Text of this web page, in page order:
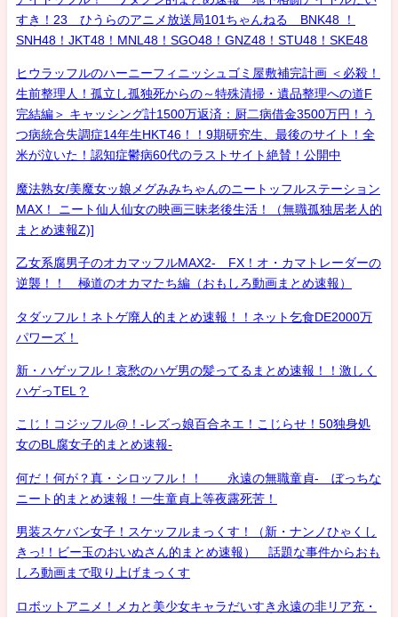
すき！23 ひうらのアニメ放送局101ちゃんねる BNK48 ！
SNH48！JKT48！MNL48！SGO48！GNZ48！STU48！SKE48
ヒウラッフルのハーニーフィニッシュゴミ屋敷補完計画 ＜必殺！
生前整理人！孤立し孤独死からの～特殊清掃・遺品整理への道F
完結編＞ キャッシング計1500万返済：厨二病借金3500万円！う
つ病統合失調症14年生HKT46！！9期研究生、最後のサイト！全
米が泣いた！認知症鬱病60代のラストサイト絶賛！公開中
魔法熟女/美魔女ッ娘メグみみちゃんのニートッフルステーション
MAX！ ニート仙人仙女の映画三昧老後生活！（無職孤独居老人的
まとめ速報Z)]
乙女系腐男子のオカマッフルMAX2- FX！オ・カマトレーダーの
逆襲！！ 極道のオカマたち編（おもしろ動画まとめ速報）
タダッフル！ネトゲ廃人的まとめ速報！！ネット乞食DE2000万
パワーズ！
新・ハゲッフル！哀愁のハゲ男の髪ってるまとめ速報！！激しく
ハゲっTEL？
こじ！コジッフル@！-レズっ娘百合ネエ！こじらせ！50独身処
女のBL腐女子的まとめ速報-
何だ！何が？真・シロッフル！！ 永遠の無職童貞- ぼっちな
ニート的まとめ速報！一生童貞上等夜露死苦！
男装スケバン女子！スケッフルまっくす！（新・ナンノひゃくし
きっ!！ビー玉のおいぬさん的まとめ速報） 話題な事件からおも
しろ動画まで取り上げまっくす
ロボットアニメ！メカと美少女キャラだいすき永遠の非リア充・